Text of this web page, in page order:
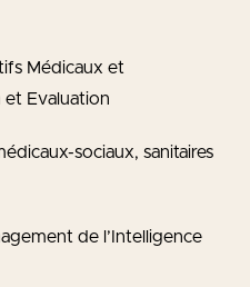
Médicaux et
Evaluation
sociaux, sanitaires
de l’Intelligence